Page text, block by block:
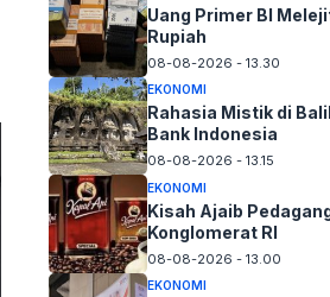
Uang Primer BI
Rupiah
08-08-2026 - 13.30
EKONOMI
Rahasia Mistik di
Bank Indonesia
08-08-2026 - 13.15
EKONOMI
Kisah Ajaib
Konglomerat RI
08-08-2026 - 13.00
EKONOMI